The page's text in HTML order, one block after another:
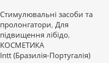
Стимулювальні засоби та
пролонгатори, Для
підвищення лібідо,
КОСМЕТИКА
Intt (Бразилія-Португалія)